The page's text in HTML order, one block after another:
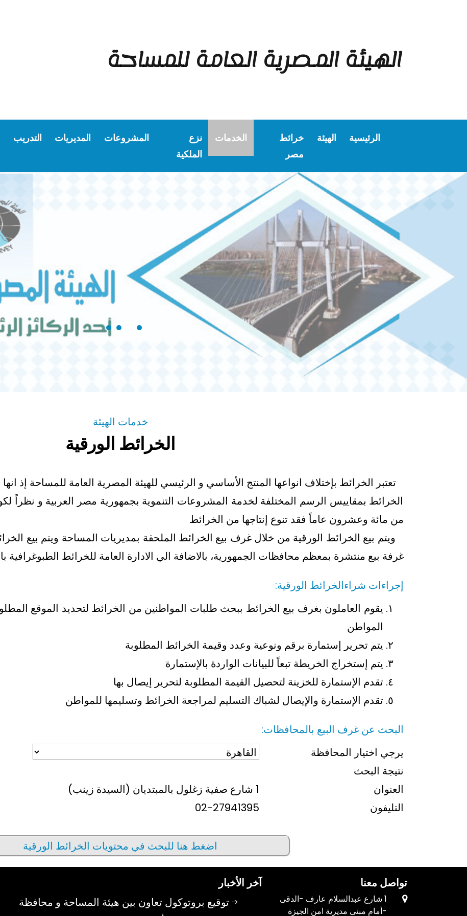
الهيئة المصرية العامة للمساحة
الرئيسية الهيئة
خرائط
مصر
الخدمات
نزع
الملكية
المشروعات المديريات التدريب
خدمات الهيئة
الخرائط الورقية
تعتبر الخرائط بإختلاف انواعها المنتج الأساسي و الرئيسي للهيئة المصرية العامة للمساحة إذ
الخرائط بمقاييس الرسم المختلفة لخدمة المشروعات التنموية بجمهورية مصر العربية و نظراً
من مائة وعشرون عاماً فقد تنوع إنتاجها من الخرائط
غرفة بيع منتشرة بمعظم محافظات الجمهورية، بالاضافة الي الادارة العامة للخرائط الطبوغرافية
إجراءات شراءالخرائط الورقية:
يقوم العاملون بغرف بيع الخرائط ببحث طلبات المواطنين من الخرائط لتحديد الموقع
المواطن
يتم تحرير إستمارة برقم ونوعية وعدد وقيمة الخرائط المطلوبة
يتم إستخراج الخريطة تبعاً للبيانات الواردة بالإستمارة
تقدم الإستمارة للخزينة لتحصيل القيمة المطلوبة لتحرير إيصال بها
تقدم الإستمارة والإيصال لشباك التسليم لمراجعة الخرائط وتسليمها للمواطن
البحث عن غرف البيع بالمحافظات:
يرجي اختيار المحافظة
نتيجة البحث
العنوان
1 شارع صفية زغلول بالمبتديان (السيدة زينب)
التليفون
02-27941395
اضغط هنا للبحث في محتويات الخرائط الورقية
تواصل معنا
1 شارع عبدالسلام عارف -الدقى
-أمام مبنى مديرية امن الجيزة
آخر الأخبار
توقيع بروتوكول تعاون بين هيئة المساحة و محافظة